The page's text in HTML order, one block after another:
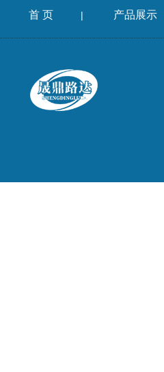
首 页 | 产品展示